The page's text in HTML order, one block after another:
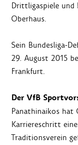
Drittligaspiele und
Oberhaus.
Sein Bundesliga-
29. August 2015
Frankfurt.
Der VfB
Panathinaikos hat
Karriereschritt
Traditionsverein